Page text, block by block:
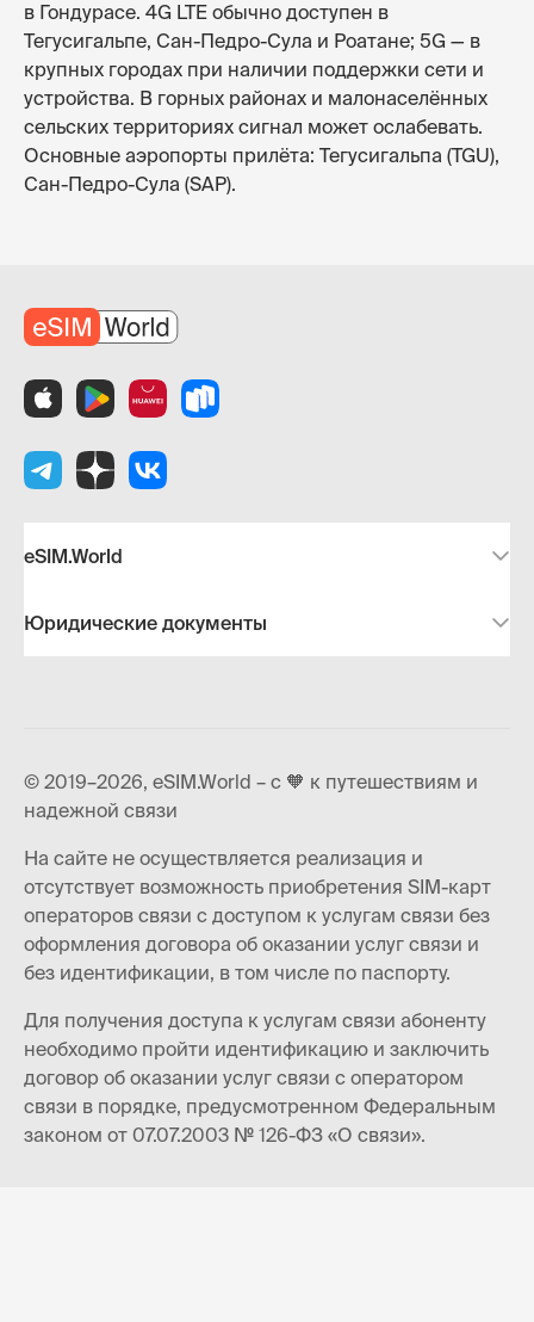
в Гондурасе. 4G LTE обычно доступен в
Тегусигальпе, Сан-Педро-Сула и Роатане; 5G — в
крупных городах при наличии поддержки сети и
устройства. В горных районах и малонаселённых
сельских территориях сигнал может ослабевать.
Основные аэропорты прилёта: Тегусигальпа (TGU),
Сан-Педро-Сула (SAP).
eSIM.World
Юридические документы
© 2019–2026, eSIM.World – с 🧡 к путешествиям и
надежной связи
На сайте не осуществляется реализация и
отсутствует возможность приобретения SIM-карт
операторов связи с доступом к услугам связи без
оформления договора об оказании услуг связи и
без идентификации, в том числе по паспорту.
Для получения доступа к услугам связи абоненту
необходимо пройти идентификацию и заключить
договор об оказании услуг связи с оператором
связи в порядке, предусмотренном Федеральным
законом от 07.07.2003 № 126-ФЗ «О связи».